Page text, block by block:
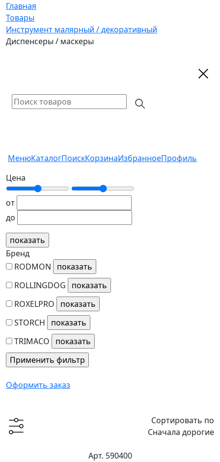
Главная
Товары
Инструмент малярный / декоративный
Диспенсеры / маскеры
МенюКаталогПоискКорзинаИзбранноеПрофиль
Цена
от
до
Бренд
RODMON
ROLLINGDOG
ROXELPRO
STORCH
TRIMACO
Оформить заказ
Сортировать по
Сначала дорогие
Арт. 590400